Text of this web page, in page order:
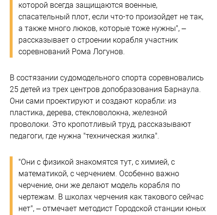
которой всегда защищаются военные,
спасательный плот, если что-то произойдет не так,
а также много люков, которые тоже нужны", –
рассказывает о строении корабля участник
соревнований Рома Логунов.
В состязании судомодельного спорта соревновались
25 детей из трех центров допобразования Барнаула.
Они сами проектируют и создают корабли: из
пластика, дерева, стекловолокна, железной
проволоки. Это кропотливый труд, рассказывают
педагоги, где нужна "техническая жилка".
"Они с физикой знакомятся тут, с химией, с
математикой, с черчением. Особенно важно
черчение, они же делают модель корабля по
чертежам. В школах черчения как такового сейчас
нет", – отмечает методист Городской станции юных